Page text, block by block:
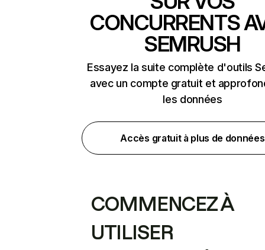
CONCURRENTS
SEMRUSH
Essayez la suite complète d'outils
avec un compte gratuit et
les données
Accès gratuit à plus de données
COMMENCEZ À
UTILISER